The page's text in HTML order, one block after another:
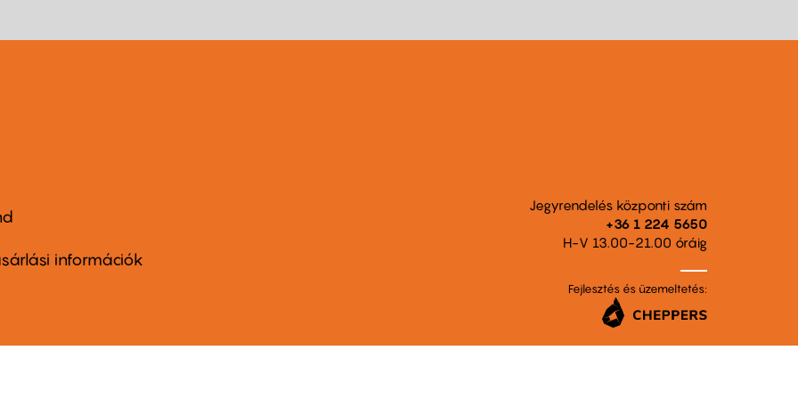
információk
Jegyrendelés központi szám
+36 1 224 5650
H-V 13.00-21.00 óráig
Fejlesztés és üzemeltetés: